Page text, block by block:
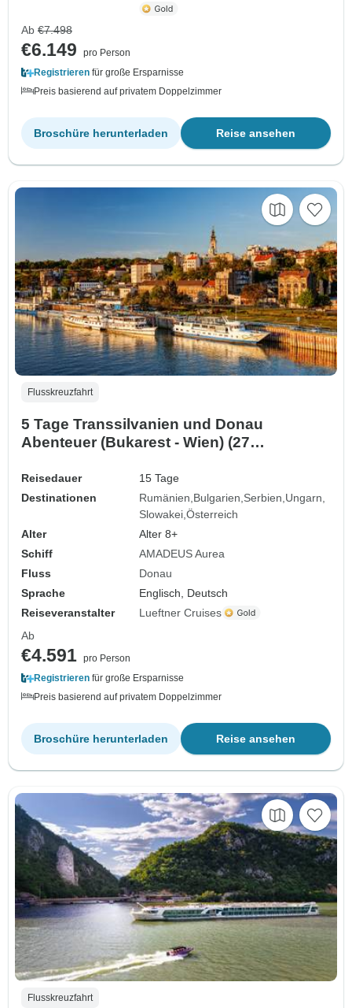
Ab €7.498
€6.149
pro Person
Registrieren für große Ersparnisse
Preis basierend auf privatem Doppelzimmer
Reise ansehen
Broschüre herunterladen
Flusskreuzfahrt
5 Tage Transsilvanien und Donau
Abenteuer (Bukarest - Wien) (27
Reisedauer
15 Tage
Destinationen
Rumänien Bulgarien Serbien Ungarn
Slowakei Österreich
Alter
Alter 8+
Schiff
AMADEUS Aurea
Fluss
Donau
Sprache
Englisch, Deutsch
Reiseveranstalter
Lueftner Cruises
Ab
€4.591 pro Person
Registrieren für große Ersparnisse
Preis basierend auf privatem Doppelzimmer
Reise ansehen
Broschüre herunterladen
Flusskreuzfahrt